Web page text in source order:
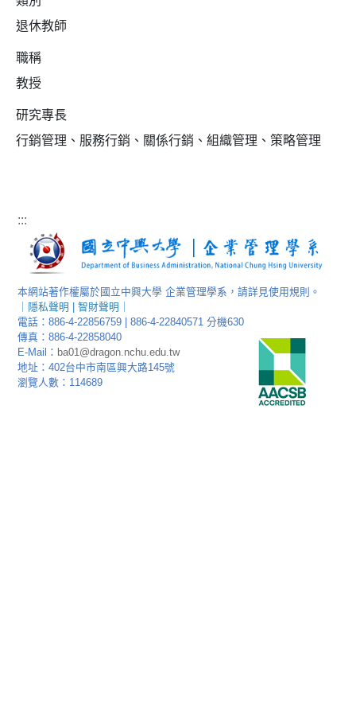
退休教師
職稱
教授
研究專長
行銷管理、服務行銷、關係行銷、組織管理、策略管理
:::
本網站著作權屬於國立中興大學 企業管理學系，請詳見使用規則。
隱私聲明 |智財聲明
電話：886-4-22856759 | 886-4-22840571 分機630
傳真：886-4-22858040
E-Mail： ba01@dragon.nchu.edu.tw
地址：402台中市南區興大路145號
瀏覽人數：114689